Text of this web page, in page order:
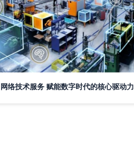
网络技术服务 赋能数字时代的核心驱动力